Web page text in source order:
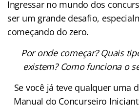
Ingressar no mundo dos
ser um grande desafio,
começando do zero.
Por onde começar? Quais
existem? Como funciona o
Se você já teve qualquer uma
Manual do Concurseiro